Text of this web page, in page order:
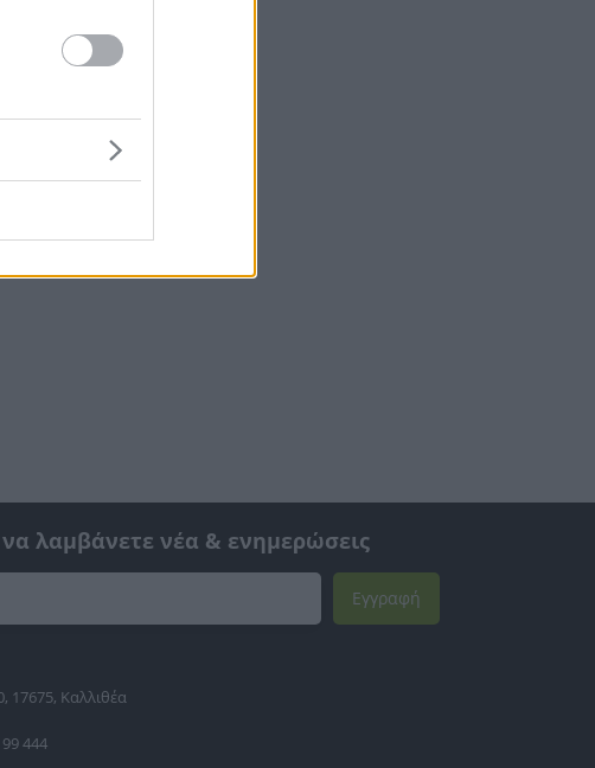
να λαμβάνετε νέα & ενημερώσεις
Εγγραφή
17675, Καλλιθέα
444